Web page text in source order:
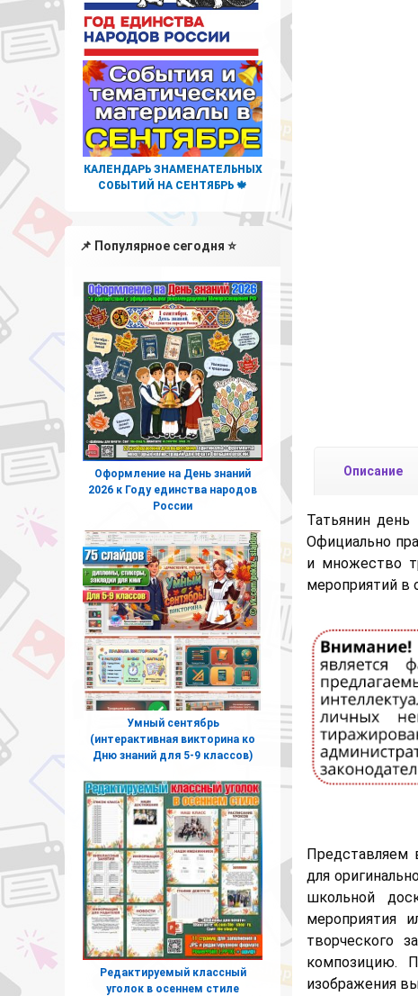
Описание
Татьянин
Официально
и множество
мероприятий в
Представляем
для
школьной
мероприятия
творческого
композицию.
изображения
КАЛЕНДАРЬ ЗНАМЕНАТЕЛЬНЫХ
СОБЫТИЙ НА СЕНТЯБРЬ 🍁
📌 Популярное сегодня ⭐
Оформление на День знаний
2026 к Году единства народов
России
Умный сентябрь
(интерактивная викторина ко
Дню знаний для 5-9 классов)
Редактируемый классный
уголок в осеннем стиле